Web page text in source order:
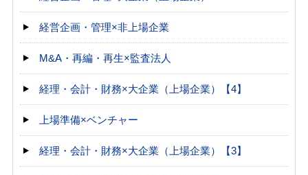
経営企画・管理×非上場企業
M&A・再編・再生×監査法人
経理・会計・財務×大企業（上場企業）【4】
上場準備×ベンチャー
経理・会計・財務×大企業（上場企業）【3】